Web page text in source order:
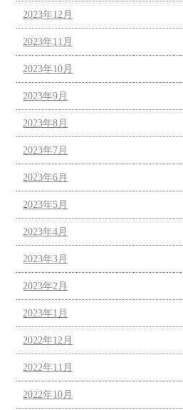
2023年12月
2023年11月
2023年10月
2023年9月
2023年8月
2023年7月
2023年6月
2023年5月
2023年4月
2023年3月
2023年2月
2023年1月
2022年12月
2022年11月
2022年10月